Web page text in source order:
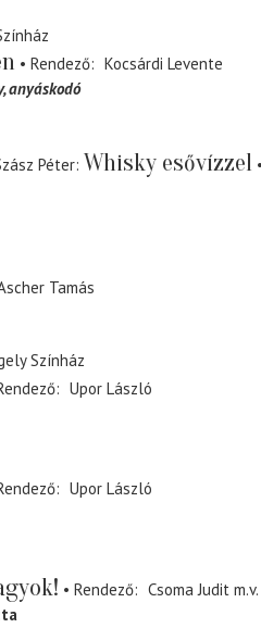
Rendező
Kocsárdi Levente
anyáskodó
Péter Whisky esővízzel
Tamás
Színház
Upor László
Upor László
Rendező Csoma Judit m.v.